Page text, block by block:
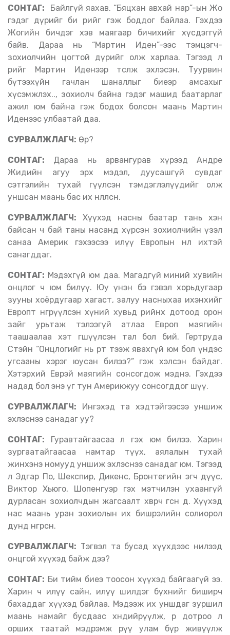
СОНТАГ: Байлгүй яахав. “Бяцхан авхай нар”-ын Жо
гэдэг дүрийг би өөрийгөө гэж боддог байлаа. Гэхдээ
Жогийн бичдэг хэв маягаар бичихийг хүсдэггүй
байв. Дараа нь “Мартин Иден”-ээс тэмцэгч-
зохиолчийн цогтой дүрийг олж харлаа. Тэгээд л
өөрийгөө Мартин Иденээр төсөөлж эхлэсэн. Туурвин
бүтээхүйн гачлан шаналлыг биеэр амсахыг
хүсэмжлэх.., зохиолч байна гэдэг машид баатарлаг
ажил юм байна гэж бодох болсон маань Мартин
Иденээс улбаатай даа.
СУРВАЛЖЛАГЧ: Өөр?
СОНТАГ:
Дараа нь арвангурав хүрээд Андре
Жидийн агуу эрх мэдэл, дуусашгүй сувдаг
сэтгэлийн тухай өгүүлсэн тэмдэглэлүүдийг олж
уншсан маань бас их нөлөөлсөн.
СУРВАЛЖЛАГЧ:
Хүүхэд насны баатар тань хэн
байсан ч бай таны насанд хүрсэн зохиолчийн үзэл
санаа Америк гэхээсээ илүү Европын нөлөө ихтэй
санагддаг.
СОНТАГ: Мэдэхгүй юм даа. Магадгүй миний хувийн
онцлог ч юм билүү. Юу үнэн бэ гэвэл хорьдугаар
зууны хоёрдугаар хагаст, залуу насныхаа ихэнхийг
Европт өнгөрүүлсэн хүний хувьд өөрийнхөө дотоод орон
зайг урьтаж тэлээгүй атлаа Европ маягийн
таашаалаа хэт өөгшүүлсэн тал бол бий. Гертруда
Стэйн “Онцлогийг нь өөртөө тээж явахгүй юм бол үндэс
угсааны хэрэг юусан билээ?” гэж хэлсэн байдаг.
Хэтэрхий Еврэй маягийн сонсогдож мэднэ. Гэхдээ
надад бол энэ үг тун Америкжуу сонсогддог шүү.
СУРВАЛЖЛАГЧ:
Ингэхэд та хэдтэйгээсээ уншиж
эхлэснээ санадаг уу?
СОНТАГ:
Гуравтайгаасаа л гэх юм билээ. Харин
зургаатайгаасаа намтар түүх, аялалын тухай
жинхэнэ номууд уншиж эхлэснээ санадаг юм. Тэгээд
л Эдгар По, Шекспир, Дикенс, Бронтегийн эгч дүүс,
Виктор Хьюго, Шопенгуэр гэх мэтчилэн ухаангүй
дурласан зохиолчдын жагсаалт хөвөрч өгсөн дөө. Хүүхэд
нас маань уран зохиолын их бишрэлийн солиорол
дунд өнгөрсөн.
СУРВАЛЖЛАГЧ: Тэгвэл та бусад хүүхдээс нилээд
онцгой хүүхэд байж дээ?
СОНТАГ: Би тийм биеэ тоосон хүүхэд байгаагүй ээ.
Харин ч илүү сайн, илүү шилдэг бүхнийг биширч
бахаддаг хүүхэд байлаа. Мэдээж их уншдаг зуршил
маань намайг бусдаас хөндийрүүлж, өөр дотроо л
орших таатай мэдрэмж рүү улам бүр живүүлж